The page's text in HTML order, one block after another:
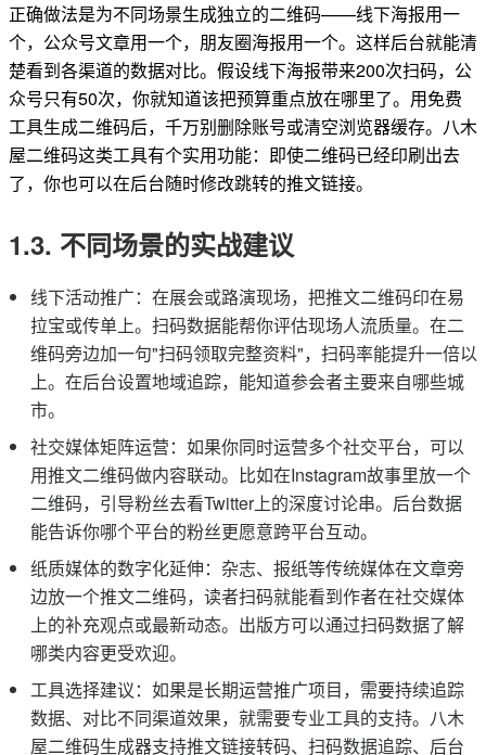
正确做法是为不同场景生成独立的二维码——线下海报用一
个，公众号文章用一个，朋友圈海报用一个。这样后台就能清
楚看到各渠道的数据对比。假设线下海报带来200次扫码，公
众号只有50次，你就知道该把预算重点放在哪里了。用免费
工具生成二维码后，千万别删除账号或清空浏览器缓存。八木
屋二维码这类工具有个实用功能：即使二维码已经印刷出去
了，你也可以在后台随时修改跳转的推文链接。
1.3. 不同场景的实战建议
线下活动推广：在展会或路演现场，把推文二维码印在易
拉宝或传单上。扫码数据能帮你评估现场人流质量。在二
维码旁边加一句"扫码领取完整资料"，扫码率能提升一倍以
上。在后台设置地域追踪，能知道参会者主要来自哪些城
市。
社交媒体矩阵运营：如果你同时运营多个社交平台，可以
用推文二维码做内容联动。比如在Instagram故事里放一个
二维码，引导粉丝去看Twitter上的深度讨论串。后台数据
能告诉你哪个平台的粉丝更愿意跨平台互动。
纸质媒体的数字化延伸：杂志、报纸等传统媒体在文章旁
边放一个推文二维码，读者扫码就能看到作者在社交媒体
上的补充观点或最新动态。出版方可以通过扫码数据了解
哪类内容更受欢迎。
工具选择建议：如果是长期运营推广项目，需要持续追踪
数据、对比不同渠道效果，就需要专业工具的支持。八木
屋二维码生成器支持推文链接转码、扫码数据追踪、后台